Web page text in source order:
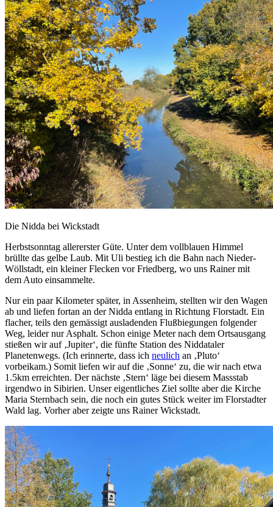
Die Nidda bei Wickstadt
Herbstsonntag allererster Güte. Unter dem vollblauen Himmel
brüllte das gelbe Laub. Mit Uli bestieg ich die Bahn nach Nieder-
Wöllstadt, ein kleiner Flecken vor Friedberg, wo uns Rainer mit
dem Auto einsammelte.
Nur ein paar Kilometer später, in Assenheim, stellten wir den Wagen
ab und liefen fortan an der Nidda entlang in Richtung Florstadt. Ein
flacher, teils den gemässigt ausladenden Flußbiegungen folgender
Weg, leider nur Asphalt. Schon einige Meter nach dem Ortsausgang
stießen wir auf ‚Jupiter‘, die fünfte Station des Niddataler
Planetenwegs. (Ich erinnerte, dass ich neulich an ‚Pluto‘
vorbeikam.) Somit liefen wir auf die ‚Sonne‘ zu, die wir nach etwa
1.5km erreichten. Der nächste ‚Stern‘ läge bei diesem Massstab
irgendwo in Sibirien. Unser eigentliches Ziel sollte aber die Kirche
Maria Sternbach sein, die noch ein gutes Stück weiter im Florstadter
Wald lag. Vorher aber zeigte uns Rainer Wickstadt.